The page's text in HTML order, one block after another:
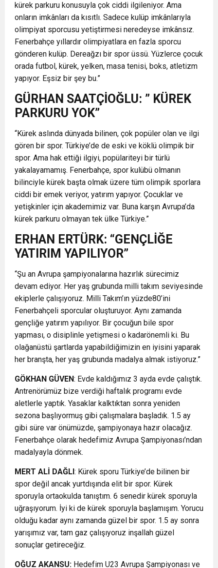
kürek parkuru konusuyla çok ciddi ilgileniyor. Ama
onların imkânları da kısıtlı. Sadece kulüp imkânlarıyla
olimpiyat sporcusu yetiştirmesi neredeyse imkânsız.
Fenerbahçe yıllardır olimpiyatlara en fazla sporcu
gönderen kulüp. Dereağzı bir spor üssü. Yüzlerce çocuk
orada futbol, kürek, yelken, masa tenisi, boks, atletizm
yapıyor. Eşsiz bir şey bu.”
GÜRHAN SAATÇİOĞLU: ” KÜREK
PARKURU YOK”
“Kürek aslında dünyada bilinen, çok popüler olan ve ilgi
gören bir spor. Türkiye’de de eski ve köklü olimpik bir
spor. Ama hak ettiği ilgiyi, popülariteyi bir türlü
yakalayamamış. Fenerbahçe, spor kulübü olmanın
bilinciyle kürek başta olmak üzere tüm olimpik sporlara
ciddi bir emek veriyor, yatırım yapıyor. Çocuklar ve
yetişkinler için akademimiz var. Buna karşın Avrupa’da
kürek parkuru olmayan tek ülke Türkiye.”
ERHAN ERTÜRK: “GENÇLİĞE
YATIRIM YAPILIYOR”
“Şu an Avrupa şampiyonalarına hazırlık sürecimiz
devam ediyor. Her yaş grubunda milli takım seviyesinde
ekiplerle çalışıyoruz. Milli Takım’ın yüzde80’ini
Fenerbahçeli sporcular oluşturuyor. Aynı zamanda
gençliğe yatırım yapılıyor. Bir çocuğun bile spor
yapması, o disiplinle yetişmesi o kadarönemli ki. Bu
olağanüstü şartlarda yapabildiğimizin en iyisini yaparak
her branşta, her yaş grubunda madalya almak istiyoruz.”
GÖKHAN GÜVEN: Evde kaldığımız 3 ayda evde çalıştık.
Antrenörümüz bize verdiği haftalık programı evde
aletlerle yaptık. Yasaklar kalktıktan sonra yeniden
sezona başlıyormuş gibi çalışmalara başladık. 1.5 ay
gibi süre var önümüzde, şampiyonaya hazır olacağız.
Fenerbahçe olarak hedefimiz Avrupa Şampiyonası’ndan
madalyayla dönmek.
MERT ALİ DAĞLI : Kürek sporu Türkiye’de bilinen bir
spor değil ancak yurtdışında elit bir spor. Kürek
sporuyla ortaokulda tanıştım. 6 senedir kürek sporuyla
uğraşıyorum. İyi ki de kürek sporuyla başlamışım. Yorucu
olduğu kadar aynı zamanda güzel bir spor. 1.5 ay sonra
yarışımız var, tam gaz çalışıyoruz inşallah güzel
sonuçlar getireceğiz.
OĞUZ AKANSU: Hedefim U23 Avrupa Şampiyonası ve